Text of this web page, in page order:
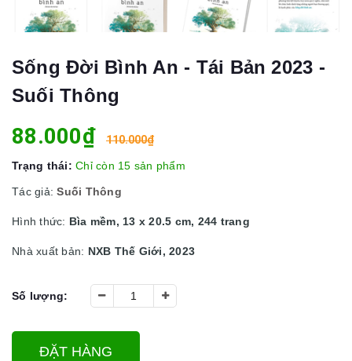
Sống Đời Bình An - Tái Bản 2023 -
Suối Thông
88.000₫ 110.000₫
Trạng thái: Chỉ còn 15 sản phẩm
Tác giả:Suối Thông
Hình thức: Bìa mềm, 13 x 20.5 cm, 244 trang
Nhà xuất bản: NXB Thế Giới, 2023
Số lượng:
ĐẶT HÀNG